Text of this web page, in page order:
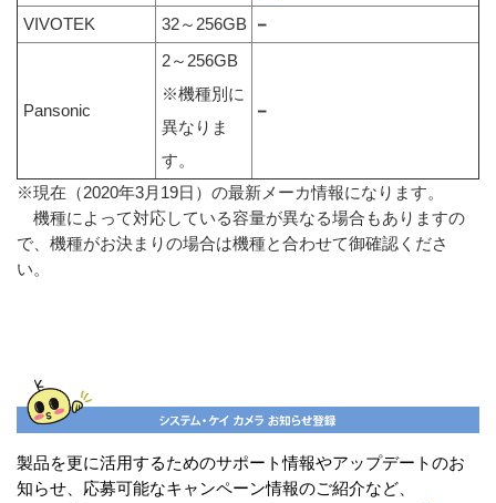
VIVOTEK 32～256GB –
Pansonic
2～256GB
※機種別に
異なりま
す。
–
※現在（2020年3月19日）の最新メーカ情報になります。
機種によって対応している容量が異なる場合もありますの
で、機種がお決まりの場合は機種と合わせて御確認くださ
い。
製品を更に活用するためのサポート情報やアップデートのお
知らせ、応募可能なキャンペーン情報のご紹介など、